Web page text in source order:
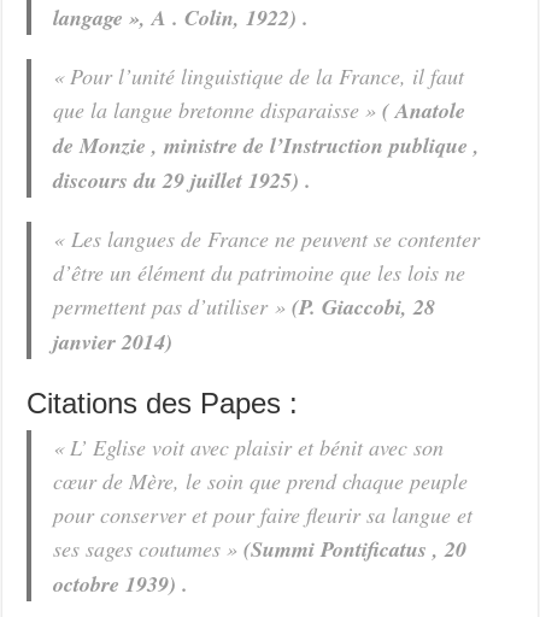
langage », A . Colin, 1922) .
« Pour l’unité linguistique de la France, il faut
que la langue bretonne disparaisse »( Anatole
de Monzie , ministre de l’Instruction publique ,
discours du 29 juillet 1925) .
« Les langues de France ne peuvent se contenter
d’être un élément du patrimoine que les lois ne
permettent pas d’utiliser »(P. Giaccobi, 28
janvier 2014)
Citations des Papes :
« L’ Eglise voit avec plaisir et bénit avec son
cœur de Mère, le soin que prend chaque peuple
pour conserver et pour faire fleurir sa langue et
ses sages coutumes »(Summi Pontificatus , 20
octobre 1939) .